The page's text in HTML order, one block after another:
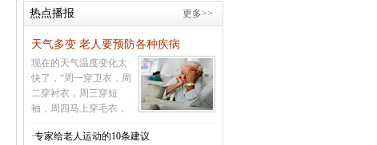
热点播报 更多>>
天气多变 老人要预防各种疾病
现在的天气温度变化太
快了，“周一穿卫衣，周
二穿衬衣，周三穿短
袖，周四马上穿毛衣，
周日又让你穿羽绒衣”，
·专家给老人运动的10条建议